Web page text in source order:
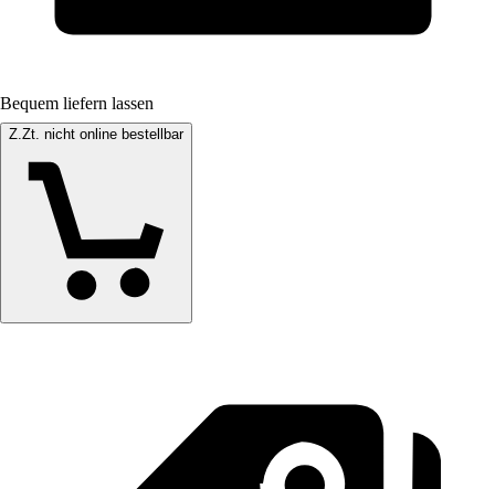
Bequem liefern lassen
Z.Zt. nicht online bestellbar